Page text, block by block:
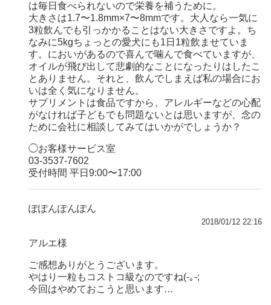
は毎日食べられないので栄養を補うために。
大きさは1.7〜1.8mm×7〜8mmです。大人なら一気に
3粒飲んでも引っかかることはない大きさですよ。ち
なみに5kgちょっとの愛犬にも1日1粒飲ませていま
す。においがあるので喜んで噛んで食べていますが、
オイルが飛び出して悲劇的なことになったりはしたこ
とありません。それと、飲んでしまえば私の場合にお
いは全く気になりません。
サプリメントは食品ですから、アレルギーなどの心配
がなければ子どもでも問題ないとは思いますが、念の
ために会社に相談してみてはいかがでしょうか？
◯お客様サービス室
03-3537-7602
受付時間 平日9:00〜17:00
ぽぽんぽんぽん
2018/01/12 22:16
アルエ様
ご感想ありがとうございます。
やはり一粒もコストコ級なのですね(-｡-;
今回はやめておこうと思います…